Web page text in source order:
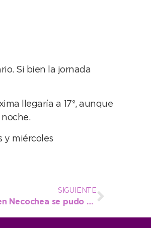
Si bien la jornada
llegaría a 17º, aunque
y miércoles
SIGUIENTE
Richard Laffite brindó un show online que en Necochea se pudo ver de forma gratuita